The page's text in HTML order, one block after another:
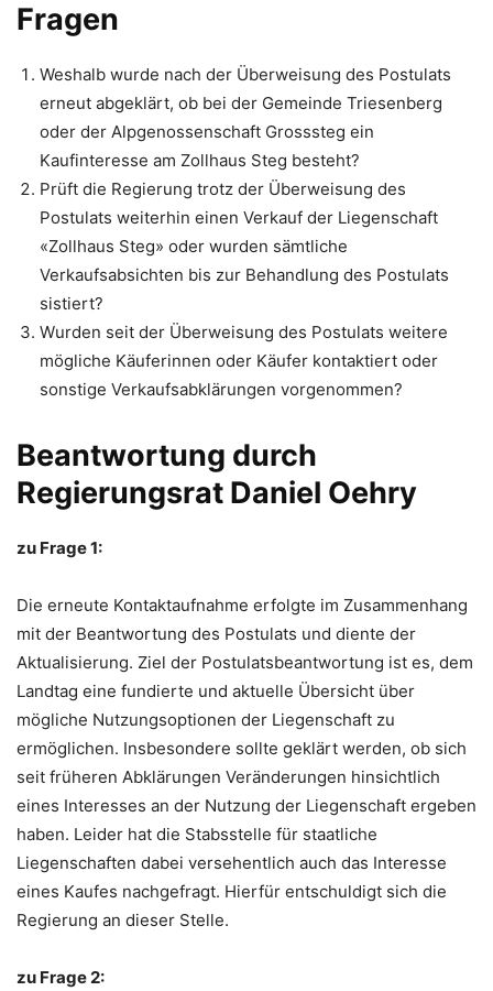
Fragen
Weshalb wurde nach der Überweisung des Postulats
erneut abgeklärt, ob bei der Gemeinde Triesenberg
oder der Alpgenossenschaft Grosssteg ein
Kaufinteresse am Zollhaus Steg besteht?
Prüft die Regierung trotz der Überweisung des
Postulats weiterhin einen Verkauf der Liegenschaft
«Zollhaus Steg» oder wurden sämtliche
Verkaufsabsichten bis zur Behandlung des Postulats
sistiert?
Wurden seit der Überweisung des Postulats weitere
mögliche Käuferinnen oder Käufer kontaktiert oder
sonstige Verkaufsabklärungen vorgenommen?
Beantwortung durch
Regierungsrat Daniel Oehry
zu Frage 1:
Die erneute Kontaktaufnahme erfolgte im Zusammenhang
mit der Beantwortung des Postulats und diente der
Aktualisierung. Ziel der Postulatsbeantwortung ist es, dem
Landtag eine fundierte und aktuelle Übersicht über
mögliche Nutzungsoptionen der Liegenschaft zu
ermöglichen. Insbesondere sollte geklärt werden, ob sich
seit früheren Abklärungen Veränderungen hinsichtlich
eines Interesses an der Nutzung der Liegenschaft ergeben
haben. Leider hat die Stabsstelle für staatliche
Liegenschaften dabei versehentlich auch das Interesse
eines Kaufes nachgefragt. Hierfür entschuldigt sich die
Regierung an dieser Stelle.
zu Frage 2: